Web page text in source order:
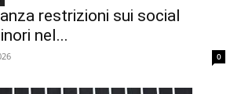
restrizioni sui social
nel...
0